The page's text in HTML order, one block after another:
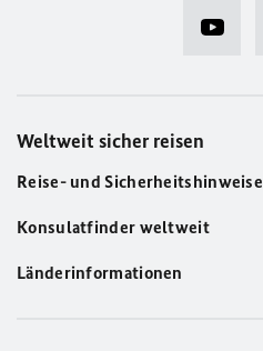
Weltweit sicher reisen
Reise- und Sicherheitshinweise
Konsulatfinder weltweit
Länderinformationen